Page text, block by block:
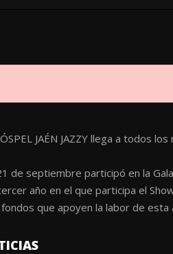
JAÉN JAZZY llega a todos
de septiembre participó en la
año en el que participa el
que apoyen la labor de esta